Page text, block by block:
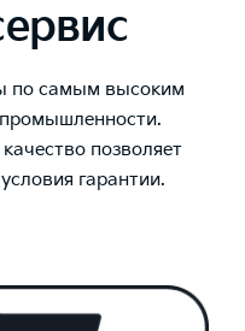
по самым высоким
позволяет
гарантии.